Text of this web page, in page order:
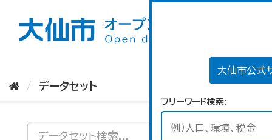
大仙市公式
フリーワード検索
データセット